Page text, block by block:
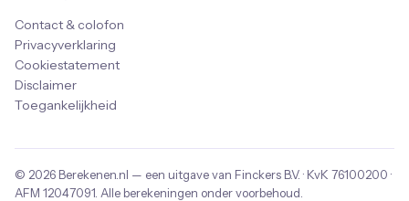
Contact & colofon
Privacyverklaring
Cookiestatement
Disclaimer
Toegankelijkheid
© 2026 Berekenen.nl — een uitgave van Finckers B.V. · KvK 76100200 ·
AFM 12047091 . Alle berekeningen onder voorbehoud.